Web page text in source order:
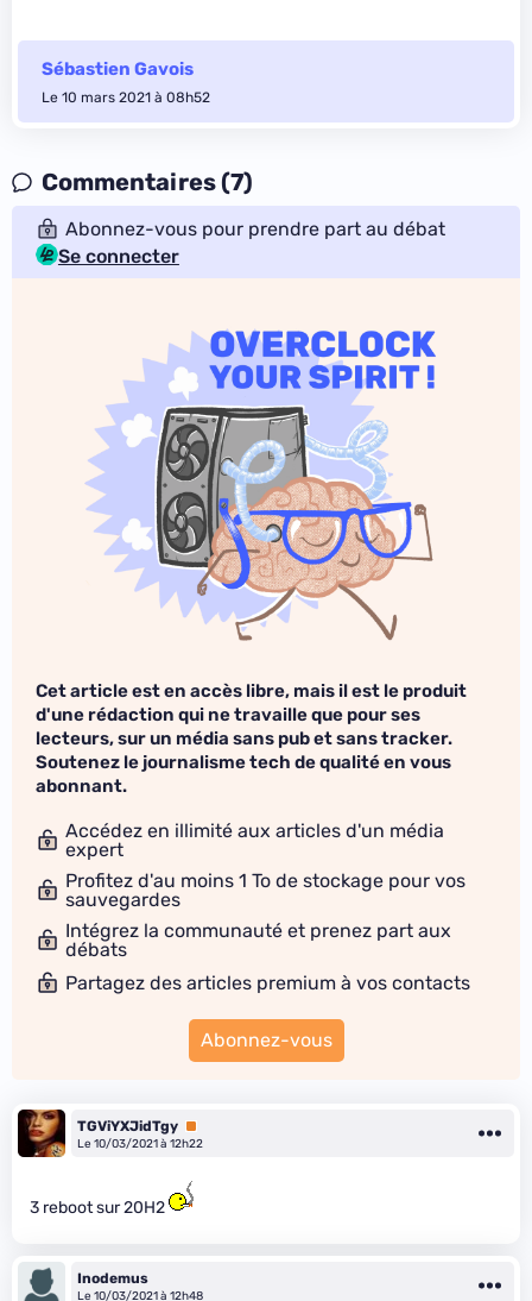
Sébastien Gavois
Le 10 mars 2021 à 08h52
Commentaires (7)
Abonnez-vous pour prendre part au débat
Se connecter
Cet article est en accès libre, mais il est le produit
d'une rédaction qui ne travaille que pour ses
lecteurs, sur un média sans pub et sans tracker.
Soutenez le journalisme tech de qualité en vous
abonnant.
Accédez en illimité aux articles d'un média
expert
Profitez d'au moins 1 To de stockage pour vos
sauvegardes
Intégrez la communauté et prenez part aux
débats
Partagez des articles premium à vos contacts
Abonnez-vous
TGViYXJidTgy Premium
Le 10/03/2021 à 12h22
3 reboot sur 20H2
Inodemus
Le 10/03/2021 à 12h48